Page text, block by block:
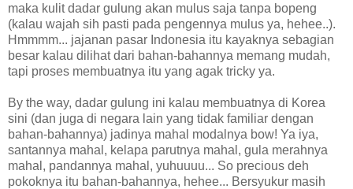
maka kulit dadar gulung akan mulus saja tanpa bopeng
(kalau wajah sih pasti pada pengennya mulus ya, hehee..).
Hmmmm... jajanan pasar Indonesia itu kayaknya sebagian
besar kalau dilihat dari bahan-bahannya memang mudah,
tapi proses membuatnya itu yang agak tricky ya.
By the way, dadar gulung ini kalau membuatnya di Korea
sini (dan juga di negara lain yang tidak familiar dengan
bahan-bahannya) jadinya mahal modalnya bow! Ya iya,
santannya mahal, kelapa parutnya mahal, gula merahnya
mahal, pandannya mahal, yuhuuuu... So precious deh
pokoknya itu bahan-bahannya, hehee... Bersyukur masih